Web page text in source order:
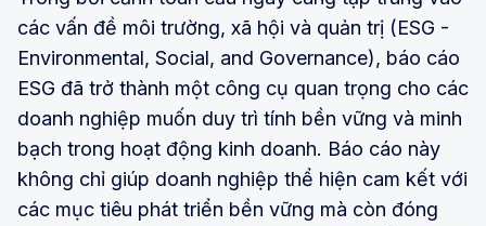
các vấn đề môi trường, xã hội và quản trị (ESG -
Environmental, Social, and Governance), báo cáo
ESG đã trở thành một công cụ quan trọng cho các
doanh nghiệp muốn duy trì tính bền vững và minh
bạch trong hoạt động kinh doanh. Báo cáo này
không chỉ giúp doanh nghiệp thể hiện cam kết với
các mục tiêu phát triển bền vững mà còn đóng